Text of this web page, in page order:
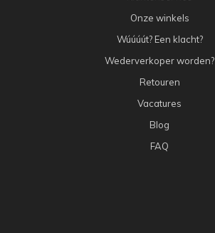
Onze winkels
Wúúúút? Een klacht?
Wederverkoper worden?
Retouren
Vacatures
Blog
FAQ